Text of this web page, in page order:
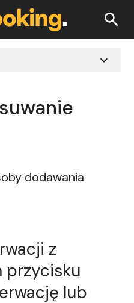
search
expand_more
dodawania
z
przycisku
lub